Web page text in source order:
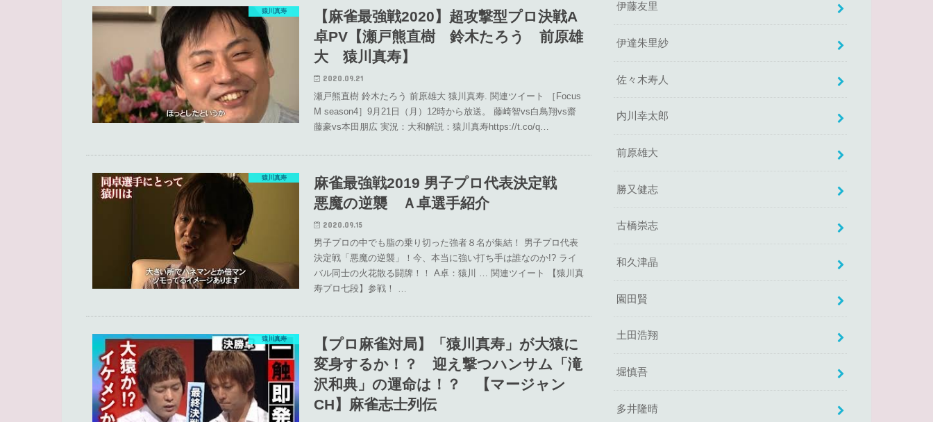
猿川真寿
【麻雀最強戦2020】超攻撃型プロ決戦A
卓PV【瀬戸熊直樹 鈴木たろう 前原雄
大 猿川真寿】
2020.09.21
瀬戸熊直樹 鈴木たろう 前原雄大 猿川真寿. 関連ツイート ［Focus
M season4］9月21日（月）12時から放送。 藤崎智vs白鳥翔vs齋
藤豪vs本田朋広 実況：大和解説：猿川真寿https://t.co/q…
猿川真寿
麻雀最強戦2019 男子プロ代表決定戦
悪魔の逆襲 Ａ卓選手紹介
2020.09.15
男子プロの中でも脂の乗り切った強者８名が集結！ 男子プロ代表
決定戦「悪魔の逆襲」！今、本当に強い打ち手は誰なのか!? ライ
バル同士の火花散る闘牌！！ A卓：猿川 … 関連ツイート 【猿川真
寿プロ七段】参戦！ …
猿川真寿
【プロ麻雀対局】「猿川真寿」が大猿に
変身するか！？ 迎え撃つハンサム「滝
沢和典」の運命は！？ 【マージャン
CH】麻雀志士列伝
伊藤友里
伊達朱里紗
佐々木寿人
内川幸太郎
前原雄大
勝又健志
古橋崇志
和久津晶
園田賢
土田浩翔
堀慎吾
多井隆晴